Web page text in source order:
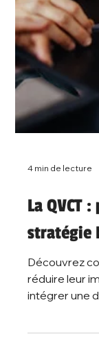
Labels,
différences
repères clés